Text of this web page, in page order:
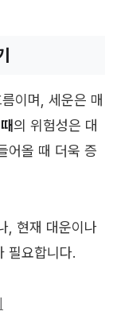
이며, 세운은 매
의 위험성은 대
어올 때 더욱 증
, 현재 대운이나
필요합니다.